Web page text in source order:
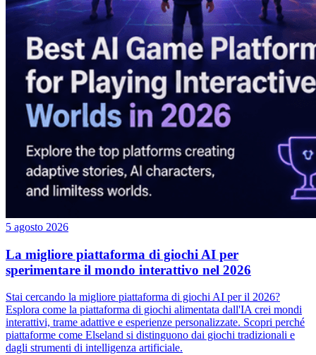
5 agosto 2026
La migliore piattaforma di giochi AI per
sperimentare il mondo interattivo nel 2026
Stai cercando la migliore piattaforma di giochi AI per il 2026?
Esplora come la piattaforma di giochi alimentata dall'IA crei mondi
interattivi, trame adattive e esperienze personalizzate. Scopri perché
piattaforme come Elseland si distinguono dai giochi tradizionali e
dagli strumenti di intelligenza artificiale.